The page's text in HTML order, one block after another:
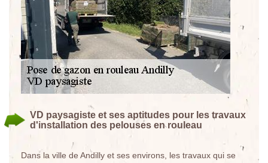
VD paysagiste et ses aptitudes pour les travaux
d'installation des pelouses en rouleau
Dans la ville de Andilly et ses environs, les travaux qui se